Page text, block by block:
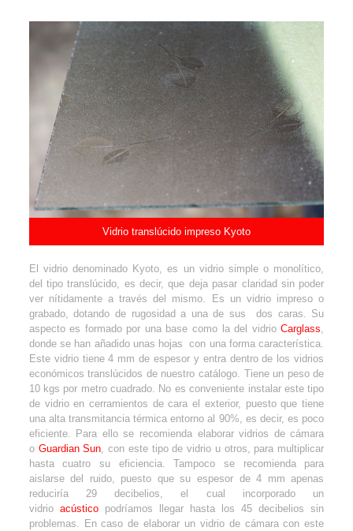
Vidrio translúcido impreso Kyoto
El vidrio denominado Kyoto, es un vidrio simple o monolítico,
del tipo translúcido, es decir, que deja pasar claridad sin poder
ver nítidamente a través del mismo. Es un vidrio impreso o
grabado, dotando de rugosidad a una de sus dos caras. Su
aspecto es formado por una base como la del vidrioCarglass,
donde se han añadido unas hojas con una forma característica.
Este vidrio tiene 4 mm de espesor y entra dentro de los vidrios
económicos translúcidos de nuestro catálogo. Tiene un peso de
10 kgs por metro cuadrado. No es conveniente instalar este tipo
de vidrio en cerramientos de cara el exterior, puesto que tiene
una alta transmitancia térmica entorno al 90%, es decir, es poco
eficiente. Para ello se recomienda elaborar vidrios de cámara
o Guardian Sun, con este tipo de vidrio u otros, para multiplicar
hasta cuatro su eficiencia. Tampoco se recomienda para
aislarse del ruido, puesto que su espesor de 4 mm apenas
reduciría 29 decibelios, el cual incorporado un
vidrio acústicopodríamos llegar hasta los 45 decibelios sin
problemas. En caso de elaborar un vidrio de cámara con este